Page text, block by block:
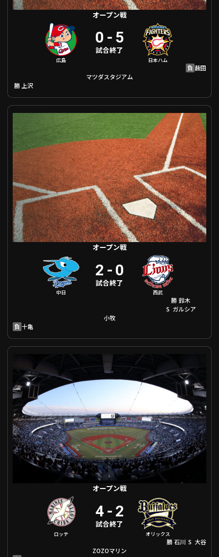
利用規約 プライバシーポリシー
運営会社（別ウィンドウで開く） よくある質問
特定商取引法の表示 アルバイト募集（別ウィンドウで開く
動画を検索（選手・チーム・プレー内容…）
オープン戦
広島
0 - 5
試合終了
日本ハム
負 薮田
マツダスタジアム
勝 上沢
オープン戦 中日 VS 埼玉西武
オープン戦
中日
2 - 0
試合終了
西武
勝 鈴木
S ガルシア
小牧
負 十亀
オープン戦 千葉ロッテ VS オリックス
オープン戦
ロッテ
4 - 2
試合終了
オリックス
勝石川 S 大谷
ZOZOマリン